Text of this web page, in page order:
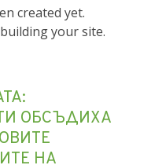
created yet.
your site.
ОБСЪДИХА
НА